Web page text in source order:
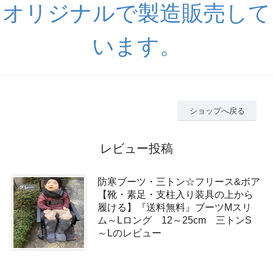
オリジナルで製造販売して
います。
ショップへ戻る
レビュー投稿
防寒ブーツ・三トン☆フリース&ボア
【靴・素足・支柱入り装具の上から
履ける】『送料無料』ブーツMスリ
ム～Lロング 12～25cm 三トンS
～Lのレビュー